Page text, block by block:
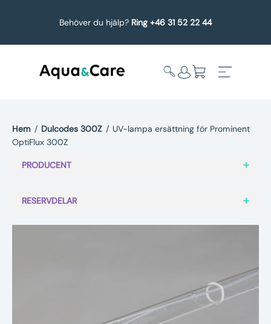
Behöver du hjälp? Ring +46 31 52 22 44
Underhållstips
Hem / Dulcodes 300Z / UV-lampa ersättning för Prominent
OptiFlux 300Z
PRODUCENT
RESERVDELAR